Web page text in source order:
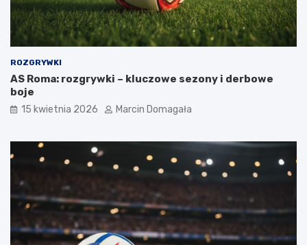
ROZGRYWKI
AS Roma: rozgrywki – kluczowe sezony i derbowe
boje
15 kwietnia 2026 Marcin Domagała